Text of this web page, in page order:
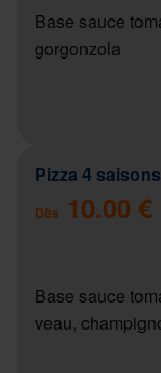
Base sauce
gorgonzola
Pizza 4 saisons
Dès 10.00 €
Base sauce
veau,